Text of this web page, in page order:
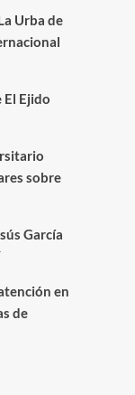
Urba de
El Ejido
sobre
García
en
de